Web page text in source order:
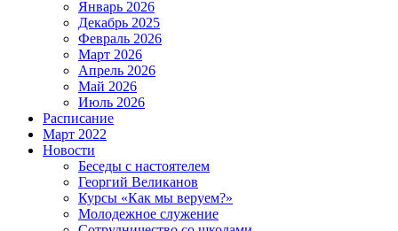
Январь 2026
Декабрь 2025
Февраль 2026
Март 2026
Апрель 2026
Май 2026
Июль 2026
Расписание
Март 2022
Новости
Беседы с настоятелем
Георгий Великанов
Курсы «Как мы веруем?»
Молодежное служение